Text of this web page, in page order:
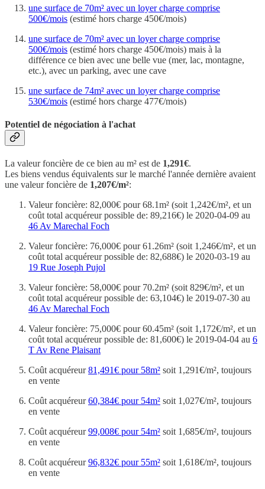
une surface de 70m² avec un loyer charge comprise
500€/mois (estimé hors charge 450€/mois)
une surface de 70m² avec un loyer charge comprise
500€/mois (estimé hors charge 450€/mois) mais à la
différence ce bien avec une belle vue (mer, lac, montagne,
etc.), avec un parking, avec une cave
une surface de 74m² avec un loyer charge comprise
530€/mois (estimé hors charge 477€/mois)
Potentiel de négociation à l'achat
La valeur foncière de ce bien au m² est de 1,291€.
Les biens vendus équivalents sur le marché l'année dernière avaient
une valeur foncière de 1,207€/m²:
Valeur foncière: 82,000€ pour 68.1m² (soit 1,242€/m², et un
coût total acquéreur possible de: 89,216€) le 2020-04-09 au
46 Av Marechal Foch
Valeur foncière: 76,000€ pour 61.26m² (soit 1,246€/m², et un
coût total acquéreur possible de: 82,688€) le 2020-03-19 au
19 Rue Joseph Pujol
Valeur foncière: 58,000€ pour 70.2m² (soit 829€/m², et un
coût total acquéreur possible de: 63,104€) le 2019-07-30 au
46 Av Marechal Foch
Valeur foncière: 75,000€ pour 60.45m² (soit 1,172€/m², et un
coût total acquéreur possible de: 81,600€) le 2019-04-04 au 6
T Av Rene Plaisant
Coût acquéreur81,491€ pour 58m² soit 1,291€/m², toujours
en vente
Coût acquéreur60,384€ pour 54m² soit 1,027€/m², toujours
en vente
Coût acquéreur99,008€ pour 54m² soit 1,685€/m², toujours
en vente
Coût acquéreur96,832€ pour 55m² soit 1,618€/m², toujours
en vente